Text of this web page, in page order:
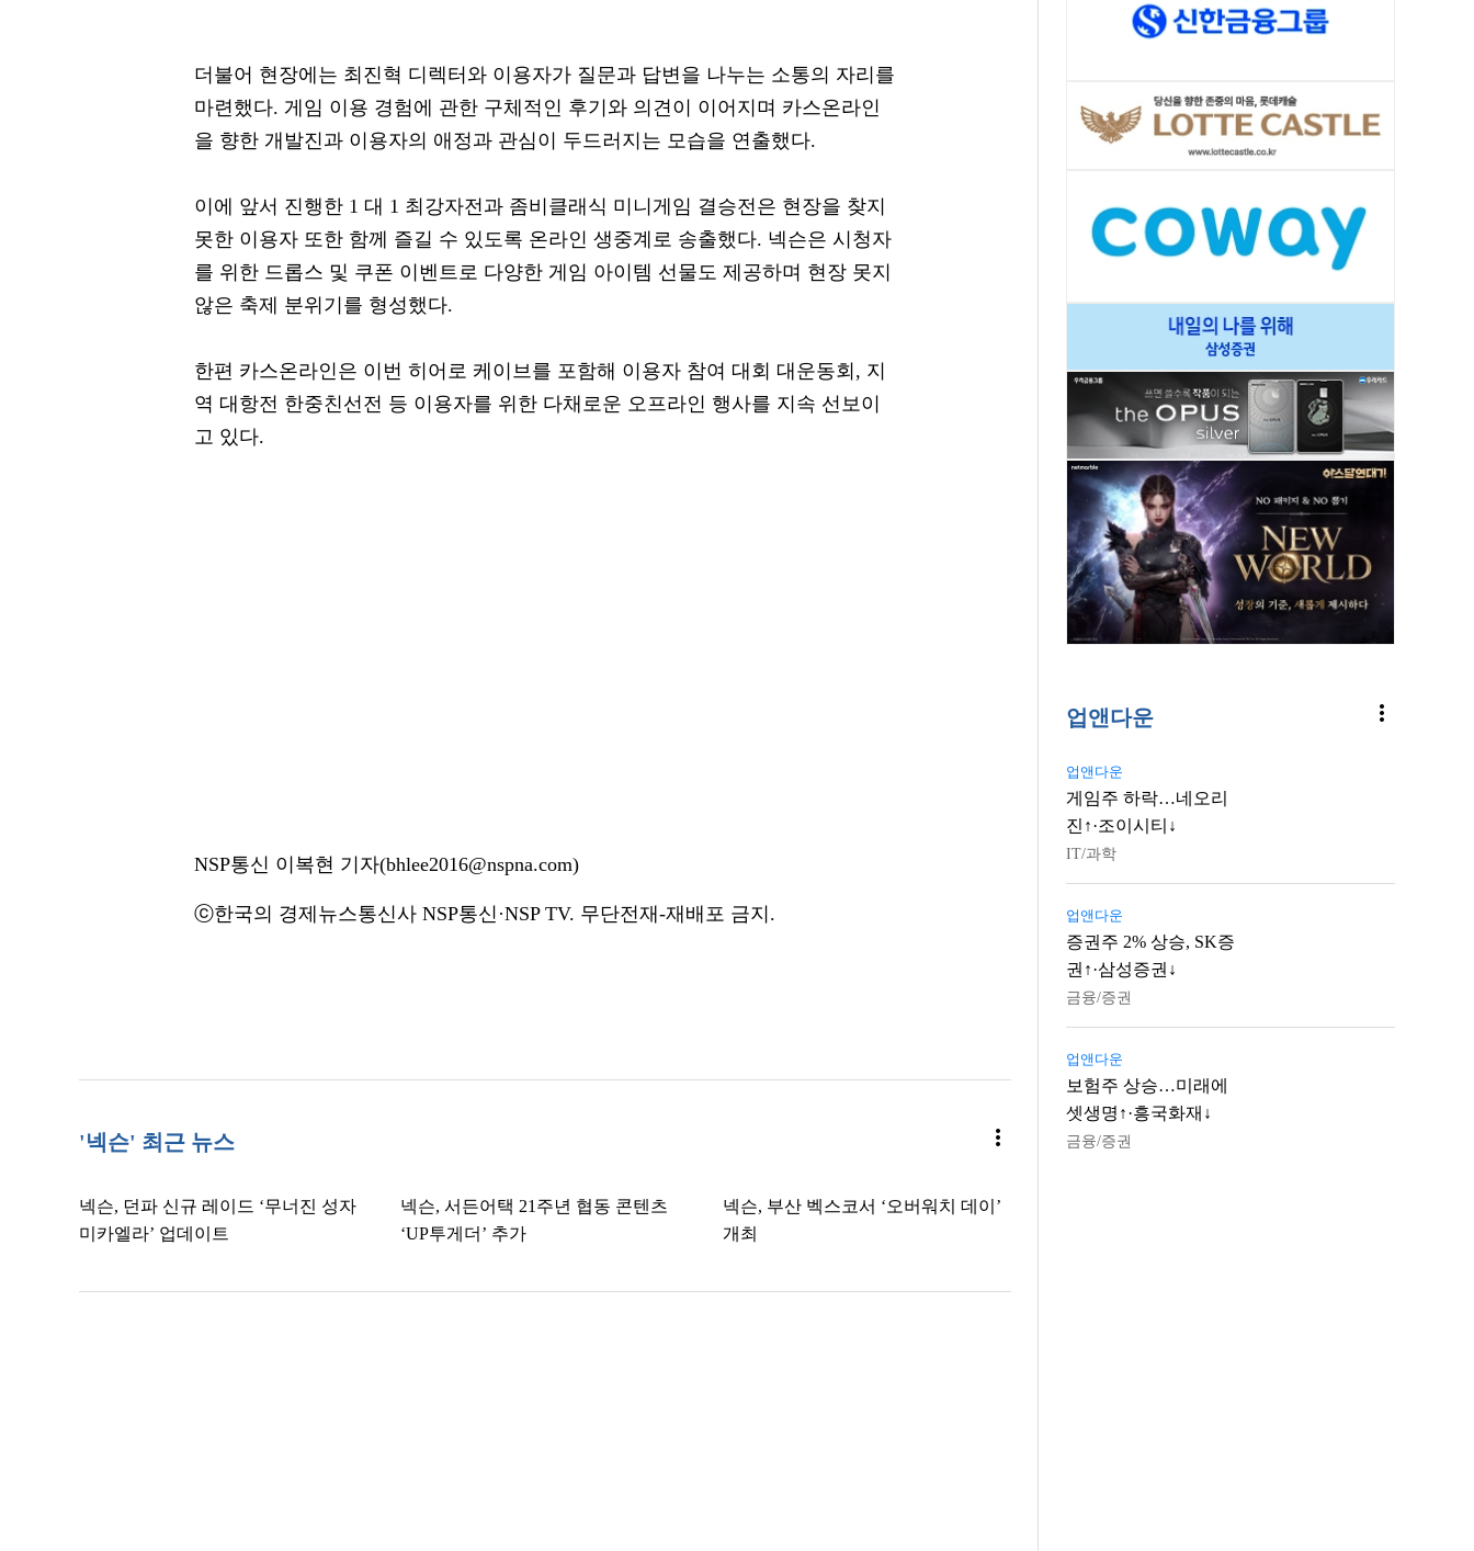
더불어 현장에는 최진혁 디렉터와 이용자가 질문과 답변을 나누는 소통의 자리를
마련했다. 게임 이용 경험에 관한 구체적인 후기와 의견이 이어지며 카스온라인
을 향한 개발진과 이용자의 애정과 관심이 두드러지는 모습을 연출했다.
이에 앞서 진행한 1 대 1 최강자전과 좀비클래식 미니게임 결승전은 현장을 찾지
못한 이용자 또한 함께 즐길 수 있도록 온라인 생중계로 송출했다. 넥슨은 시청자
를 위한 드롭스 및 쿠폰 이벤트로 다양한 게임 아이템 선물도 제공하며 현장 못지
않은 축제 분위기를 형성했다.
한편 카스온라인은 이번 히어로 케이브를 포함해 이용자 참여 대회 대운동회, 지
역 대항전 한중친선전 등 이용자를 위한 다채로운 오프라인 행사를 지속 선보이
고 있다.
NSP통신 이복현 기자(bhlee2016@nspna.com)
ⓒ한국의 경제뉴스통신사 NSP통신·NSP TV. 무단전재-재배포 금지.
'넥슨' 최근 뉴스 more_vert
넥슨, 던파 신규 레이드 ‘무너진 성자
미카엘라’ 업데이트
넥슨, 서든어택 21주년 협동 콘텐츠
‘UP투게더’ 추가
넥슨, 부산 벡스코서 ‘오버워치 데이’
개최
업앤다운 more_vert
업앤다운
게임주 하락…네오리
진↑·조이시티↓
IT/과학
업앤다운
증권주 2% 상승, SK증
권↑·삼성증권↓
금융/증권
업앤다운
보험주 상승…미래에
셋생명↑·흥국화재↓
금융/증권